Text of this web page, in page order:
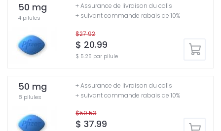
50 mg
4 pilules
$27.92
$ 20.99
$ 5.25 par pilule
+ Assurance de livraison du colis
+ suivant commande rabais de 10%
50 mg
8 pilules
$50.53
$ 37.99
+ Assurance de livraison du colis
+ suivant commande rabais de 10%